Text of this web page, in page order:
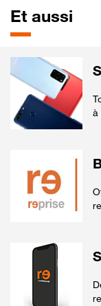
Et aussi
à